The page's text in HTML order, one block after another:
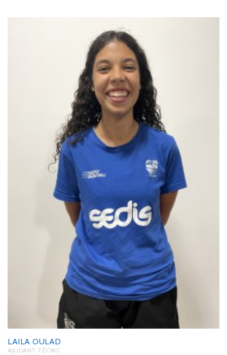
LAILA OULAD
AJUDANT TÈCNIC